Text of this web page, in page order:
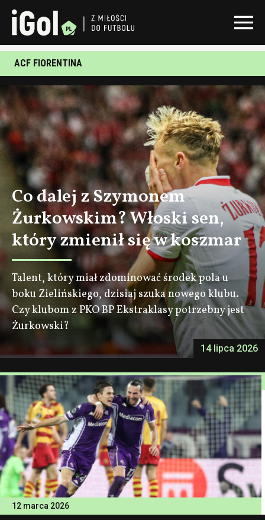
ACF FIORENTINA
14 lipca 2026
Co dalej z Szymonem
Żurkowskim? Włoski sen,
który zmienił się w koszmar
Talent, który miał zdominować środek pola u
boku Zielińskiego, dzisiaj szuka nowego klubu.
Czy klubom z PKO BP Ekstraklasy potrzebny jest
Żurkowski?
12 marca 2026